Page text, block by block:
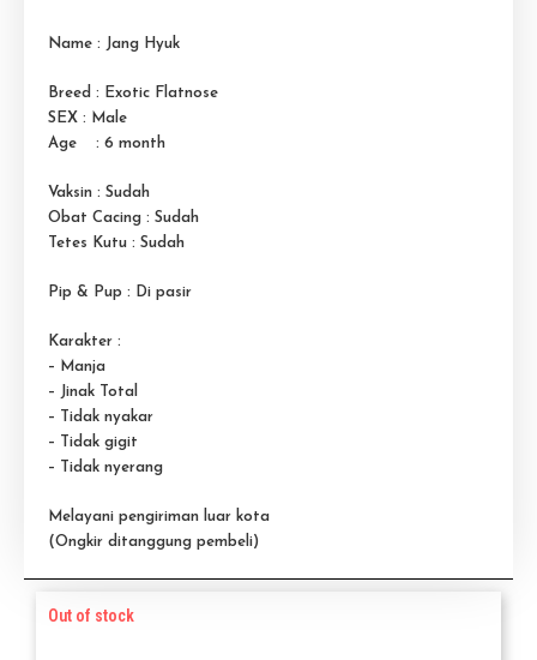
Name : Jang Hyuk
Breed : Exotic Flatnose
SEX : Male
Age : 6 month
Vaksin : Sudah
Obat Cacing : Sudah
Tetes Kutu : Sudah
Pip & Pup : Di pasir
Karakter :
– Manja
– Jinak Total
– Tidak nyakar
– Tidak gigit
– Tidak nyerang
Melayani pengiriman luar kota
(Ongkir ditanggung pembeli)
Out of stock